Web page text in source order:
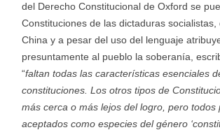
del Derecho Constitucional de Oxford se
Constituciones de las dictaduras socialistas,
China y a pesar del uso del lenguaje
presuntamente al pueblo la soberanía,
“faltan todas las características esenciales
constituciones. Los otros tipos de
más cerca o más lejos del logro, pero todos
aceptados como especies del género